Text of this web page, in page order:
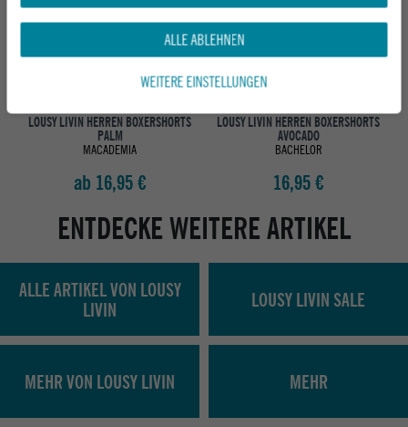
LOUSY LIVIN HERREN BOXERSHORTS
PALM
MACADEMIA
ab 16,95 €
LOUSY LIVIN HERREN BOXERSHORTS
AVOCADO
BACHELOR
16,95 €
ENTDECKE WEITERE ARTIKEL
ALLE ARTIKEL VON LOUSY
LIVIN
LOUSY LIVIN SALE
MEHR VON LOUSY LIVIN MEHR
ALLE ABLEHNEN
WEITERE EINSTELLUNGEN